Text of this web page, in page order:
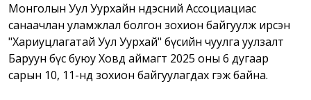
Монголын Уул Уурхайн Үндэсний Ассоциациас
санаачлан уламжлал болгон зохион байгуулж ирсэн
"Хариуцлагатай Уул Уурхай" бүсийн чуулга уулзалт
Баруун бүс буюу Ховд аймагт 2025 оны 6 дугаар
сарын 10, 11-нд зохион байгуулагдах гэж байна.